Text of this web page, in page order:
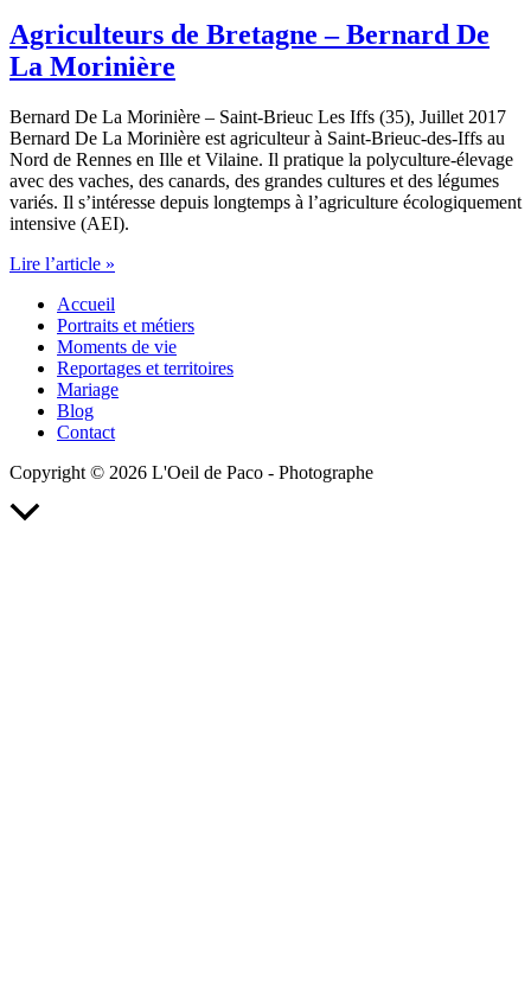
Agriculteurs de Bretagne – Bernard De
La Morinière
Bernard De La Morinière – Saint-Brieuc Les Iffs (35), Juillet 2017
Bernard De La Morinière est agriculteur à Saint-Brieuc-des-Iffs au
Nord de Rennes en Ille et Vilaine. Il pratique la polyculture-élevage
avec des vaches, des canards, des grandes cultures et des légumes
variés. Il s’intéresse depuis longtemps à l’agriculture écologiquement
intensive (AEI).
Agriculteurs
Bretagne
Bernard
Morinière
Lire l’article »
Accueil
Portraits et métiers
Moments de vie
Reportages et territoires
Mariage
Blog
Contact
Copyright © 2026 L'Oeil de Paco - Photographe